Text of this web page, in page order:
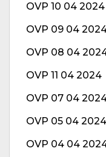
OVP 10 04 2024
OVP 09 04
OVP 08 04
OVP 11 04 2024
OVP 07 04
OVP 05 04 2024
OVP 04 04